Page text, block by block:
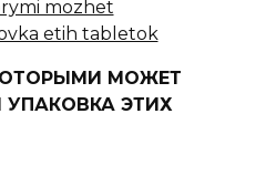
МОЖЕТ
УПАКОВКА ЭТИХ